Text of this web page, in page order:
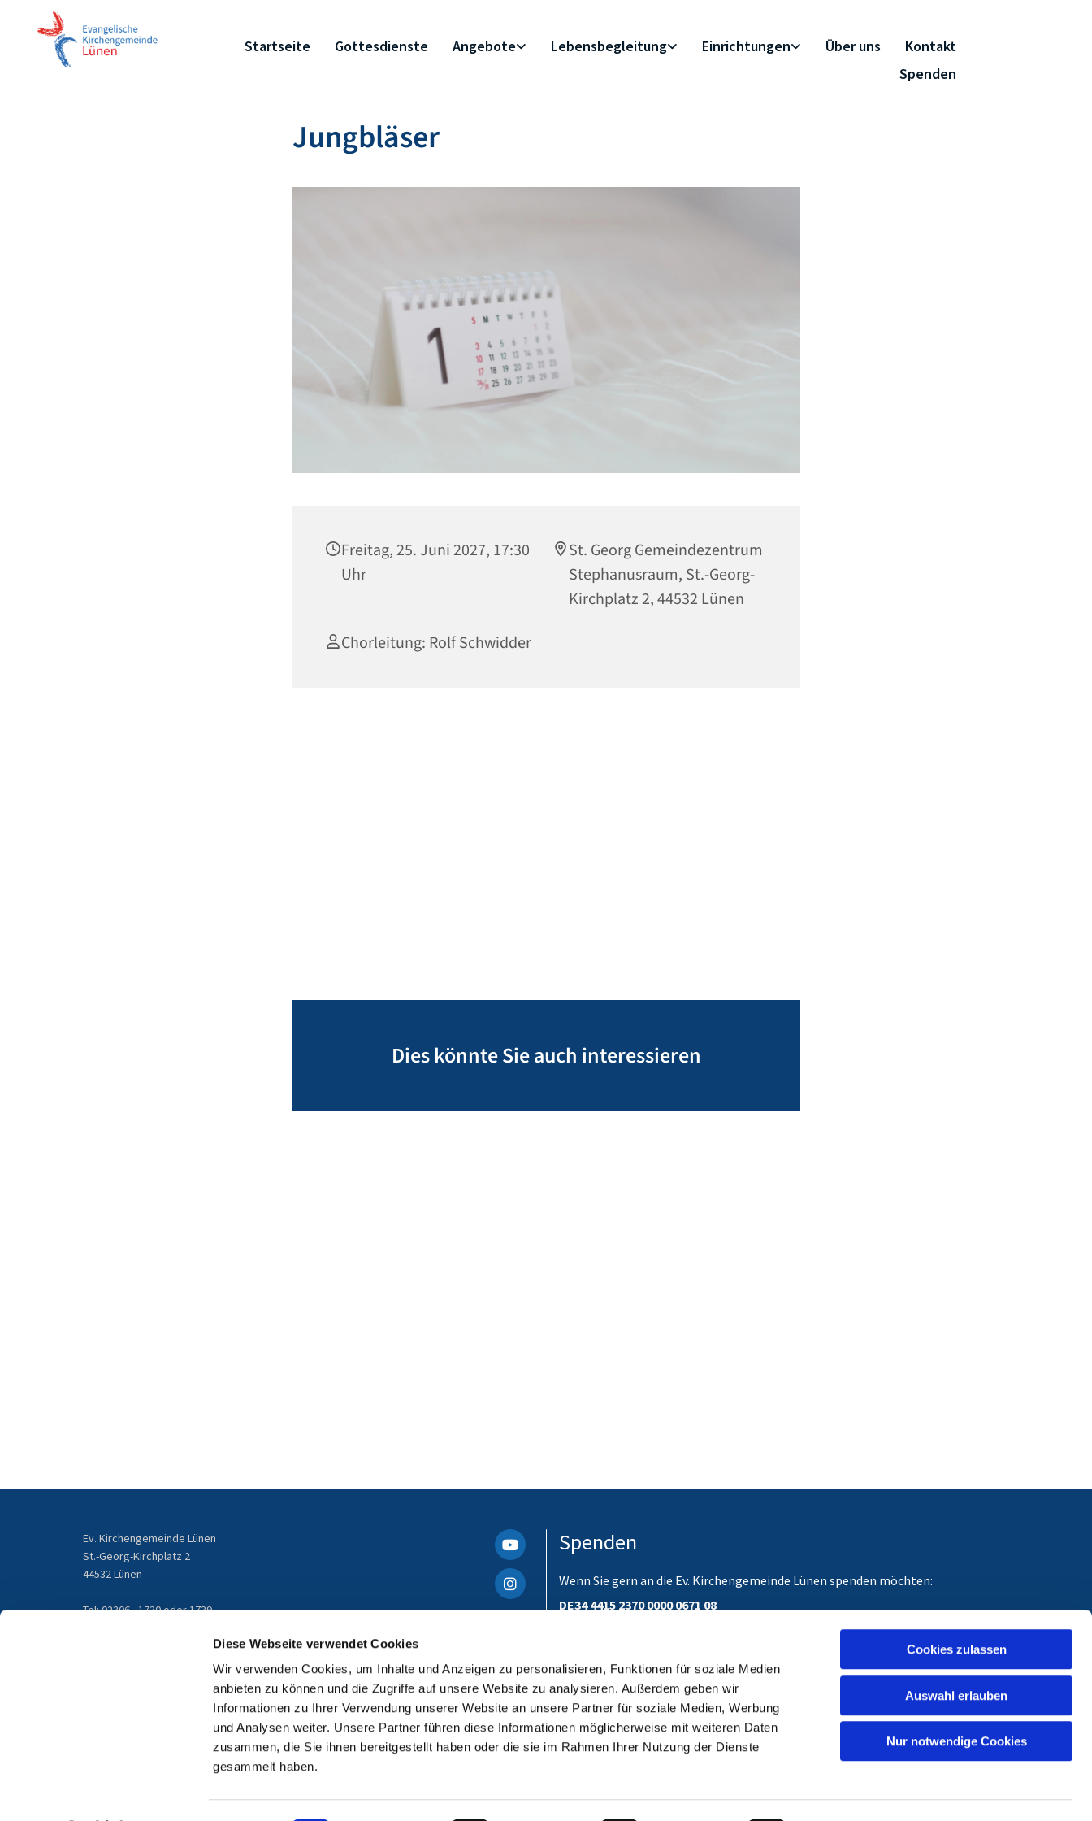
Diese Webseite verwendet Cookies
Wir verwenden Cookies, um Inhalte und Anzeigen zu personalisieren, Funktionen für soziale Medien
anbieten zu können und die Zugriffe auf unsere Website zu analysieren. Außerdem geben wir
Informationen zu Ihrer Verwendung unserer Website an unsere Partner für soziale Medien, Werbung
und Analysen weiter. Unsere Partner führen diese Informationen möglicherweise mit weiteren Daten
zusammen, die Sie ihnen bereitgestellt haben oder die sie im Rahmen Ihrer Nutzung der Dienste
gesammelt haben.
Cookies zulassen
Auswahl erlauben
Nur notwendige Cookies
Startseite Gottesdienste Angebote Lebensbegleitung Einrichtungen Über uns
Kontakt
Spenden
Jungbläser
Freitag, 25. Juni 2027, 17:30
Uhr
St. Georg Gemeindezentrum
Stephanusraum, St.-Georg-
Kirchplatz 2, 44532 Lünen
Chorleitung: Rolf Schwidder
Dies könnte Sie auch interessieren
Ev. Kirchengemeinde Lünen
St.-Georg-Kirchplatz 2
44532 Lünen
Tel: 02306 - 1730 oder 1739
Spenden
Wenn Sie gern an die Ev. Kirchengemeinde Lünen spenden möchten:
DE34 4415 2370 0000 0671 08
Bitte unbedingt einen Verwendungszweck angeben, für den Ihre Spende gedacht